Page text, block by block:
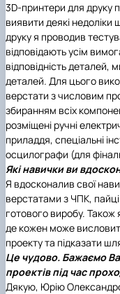
3D-принтери для друку
виявити деякі
друку я проводив
відповідають усім
відповідність
деталей. Для цього
верстати з числовим
збиранням всіх
розміщені ручні
приладдя, спеціальні
осцилографи (для
Які навички ви
Я вдосконалив свої
верстатами з ЧПК,
готового виробу. Також
де кожен може
проекту та підказати
Це чудово. Бажаємо
проектів під час
Дякую, Юрію